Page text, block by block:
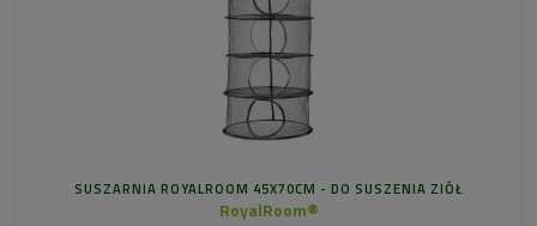
SUSZARNIA ROYALROOM 45X70CM - DO SUSZENIA ZIÓŁ
RoyalRoom®